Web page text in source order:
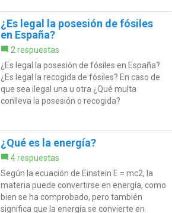
¿Es legal la posesión de fósiles
en España?
2 respuestas
¿Es legal la posesión de fósiles en España?
¿Es legal la recogida de fósiles? En caso de
que sea ilegal una u otra ¿Qué multa
conlleva la posesión o recogida?
¿Qué es la energía?
4 respuestas
Según la ecuación de Einstein E = mc2, la
materia puede convertirse en energía, como
bien se ha comprobado, pero también
significa que la energía se convierte en